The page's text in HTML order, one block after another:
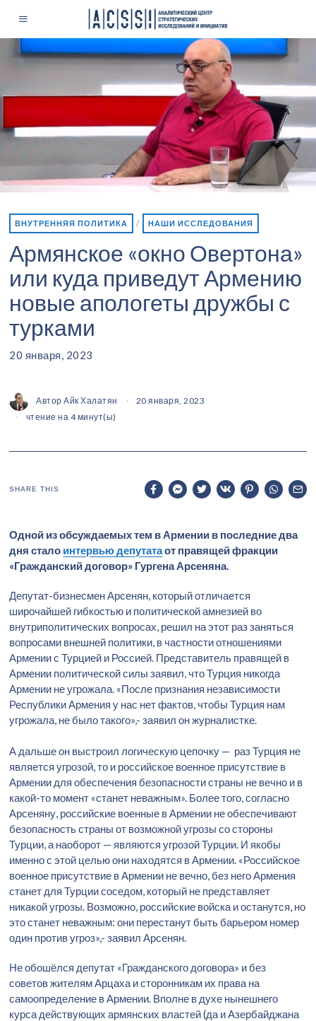
ВНУТРЕННЯЯ ПОЛИТИКА / НАШИ ИССЛЕДОВАНИЯ
Армянское «окно Овертона»
или куда приведут Армению
новые апологеты дружбы с
турками
20 января, 2023
АвторАйк Халатян
20 января, 2023
чтение на 4 минут(ы)
SHARE THIS
Одной из обсуждаемых тем в Армении в последние два
дня стало интервью депутатаот правящей фракции
«Гражданский договор» Гургена Арсеняна.
Депутат-бизнесмен Арсенян, который отличается
широчайшей гибкостью и политической амнезией во
внутриполитических вопросах, решил на этот раз заняться
вопросами внешней политики, в частности отношениями
Армении с Турцией и Россией. Представитель правящей в
Армении политической силы заявил, что Турция никогда
Армении не угрожала. «После признания независимости
Республики Армения у нас нет фактов, чтобы Турция нам
угрожала, не было такого»,- заявил он журналистке.
А дальше он выстроил логическую цепочку — раз Турция не
является угрозой, то и российское военное присутствие в
Армении для обеспечения безопасности страны не вечно и в
какой-то момент «станет неважным». Более того, согласно
Арсеняну, российские военные в Армении не обеспечивают
безопасность страны от возможной угрозы со стороны
Турции, а наоборот — являются угрозой Турции. И якобы
именно с этой целью они находятся в Армении. «Российское
военное присутствие в Армении не вечно, без него Армения
станет для Турции соседом, который не представляет
никакой угрозы. Возможно, российские войска и останутся, но
это станет неважным: они перестанут быть барьером номер
один против угроз»,- заявил Арсенян.
Не обошёлся депутат «Гражданского договора» и без
советов жителям Арцаха и сторонникам их права на
самоопределение в Армении. Вполне в духе нынешнего
курса действующих армянских властей (да и Азербайджана